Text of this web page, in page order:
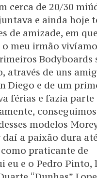
cerca de 20/30
e ainda hoje
de amizade, em que
o meu irmão
Bodyboards
através de uns
Diego e de um
férias e fazia parte
modelos
daí a paixão dura
praticante de
eu e o Pedro Pinto,